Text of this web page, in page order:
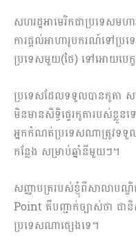
សហរដ្ឋអាមេរិកជាប្រទេសម
ការផ្តល់អាហារូបករណ៍ទៅប្
ប្រទេសមួយ(ថៃ) ទៅអោយបេក្
ប្រទេសដែលទទួលបានកូតា ស
មិនមានសិទ្ធិផ្ទេរកូតារបស់ខ្លួន
អ្នកកំណត់ប្រទេសណាត្រូវទទួ
កន្លែង សម្រាប់ឆ្នាំនីមួយៗ។
សញ្ញាបត្ររបស់ខ្ញុំពីសាលាបណ្
Point គឺបញ្ជាក់ច្បាស់ថា ជា
ប្រទេសណាផ្សេងទេ។